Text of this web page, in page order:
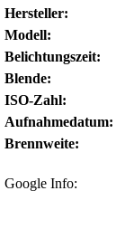
Hersteller:
Modell:
Belichtungszeit:
Blende:
ISO-Zahl:
Aufnahmedatum:
Brennweite:
Google Info: